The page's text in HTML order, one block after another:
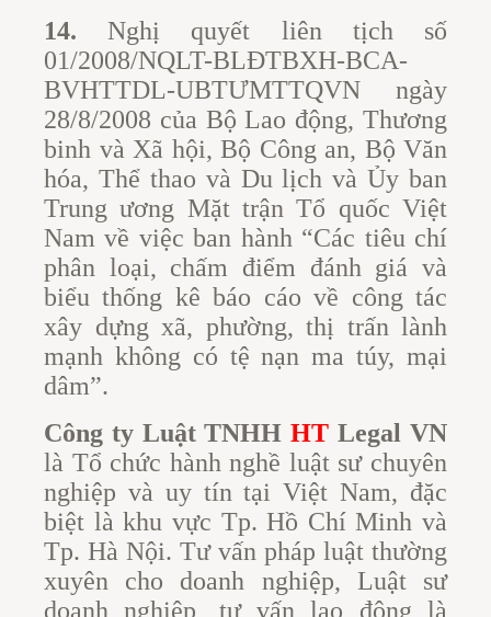
14. Nghị quyết liên tịch số
01/2008/NQLT-BLĐTBXH-BCA-
BVHTTDL-UBTƯMTTQVN ngày
28/8/2008 của Bộ Lao động, Thương
binh và Xã hội, Bộ Công an, Bộ Văn
hóa, Thể thao và Du lịch và Ủy ban
Trung ương Mặt trận Tổ quốc Việt
Nam về việc ban hành “Các tiêu chí
phân loại, chấm điểm đánh giá và
biểu thống kê báo cáo về công tác
xây dựng xã, phường, thị trấn lành
mạnh không có tệ nạn ma túy, mại
dâm”.
Công ty Luật TNHH HT Legal VN
là Tổ chức hành nghề luật sư chuyên
nghiệp và uy tín tại Việt Nam, đặc
biệt là khu vực Tp. Hồ Chí Minh và
Tp. Hà Nội. Tư vấn pháp luật thường
xuyên cho doanh nghiệp, Luật sư
doanh nghiệp, tư vấn lao động là